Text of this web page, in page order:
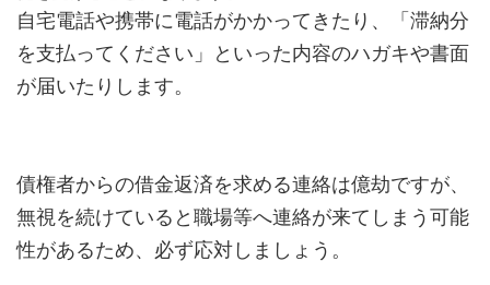
自宅電話や携帯に電話がかかってきたり、「滞納分
を支払ってください」といった内容のハガキや書面
が届いたりします。
債権者からの借金返済を求める連絡は億劫ですが、
無視を続けていると職場等へ連絡が来てしまう可能
性があるため、必ず応対しましょう。